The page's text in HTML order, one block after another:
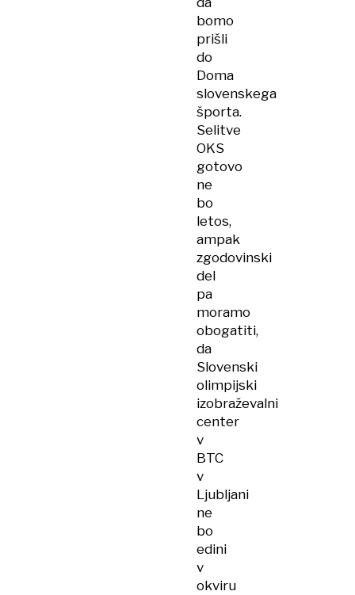
bomo
prišli
do
Doma
slovenskega
športa.
Selitve
OKS
gotovo
ne
bo
letos,
ampak
zgodovinski
del
pa
moramo
obogatiti,
da
Slovenski
olimpijski
izobraževalni
center
v
BTC
v
Ljubljani
ne
bo
edini
v
okviru